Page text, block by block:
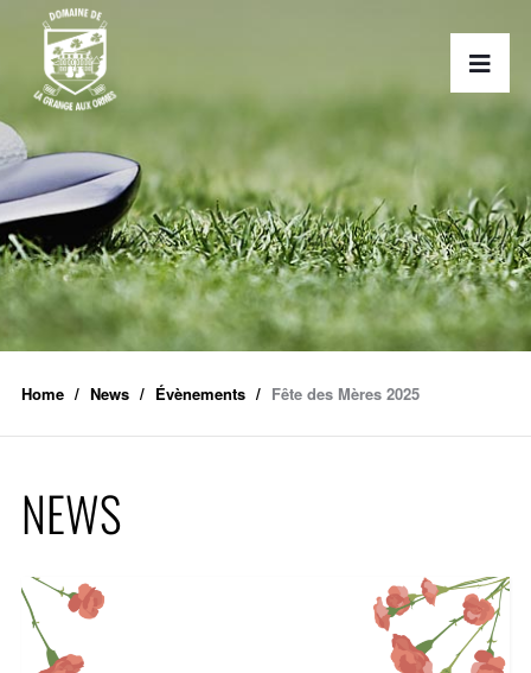
Home News Évènements Fête des Mères 2025
NEWS